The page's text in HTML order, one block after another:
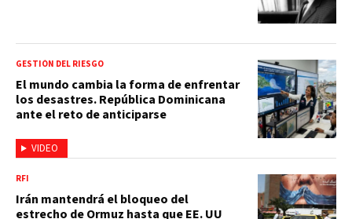
VIDEO
GESTIÓN DEL RIESGO
El mundo cambia la forma de enfrentar
los desastres. República Dominicana
ante el reto de anticiparse
RFI
Irán mantendrá el bloqueo del
estrecho de Ormuz hasta que EE. UU